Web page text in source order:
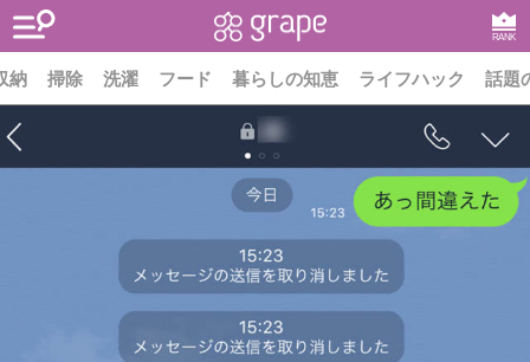
RANK
納 掃除 洗濯 フード 暮らしの知恵 ライフハック 話題